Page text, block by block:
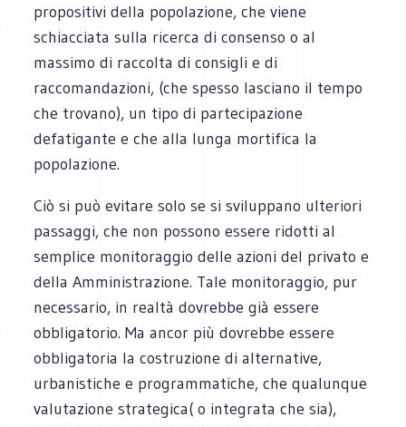
propositivi della popolazione, che viene
schiacciata sulla ricerca di consenso o al
massimo di raccolta di consigli e di
raccomandazioni, (che spesso lasciano il tempo
che trovano), un tipo di partecipazione
defatigante e che alla lunga mortifica la
popolazione.
Ciò si può evitare solo se si sviluppano ulteriori
passaggi, che non possono essere ridotti al
semplice monitoraggio delle azioni del privato e
della Amministrazione. Tale monitoraggio, pur
necessario, in realtà dovrebbe già essere
obbligatorio. Ma ancor più dovrebbe essere
obbligatoria la costruzione di alternative,
urbanistiche e programmatiche, che qualunque
valutazione strategica( o integrata che sia),